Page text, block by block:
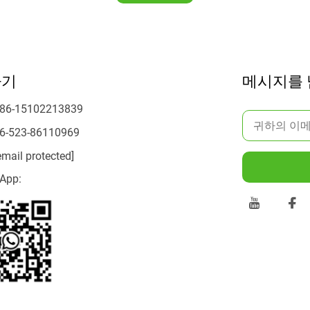
15102213839
523-86110969
protected]
메시지를